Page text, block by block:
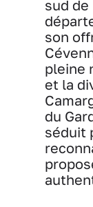
sud de
son
pleine
et la
du
séduit